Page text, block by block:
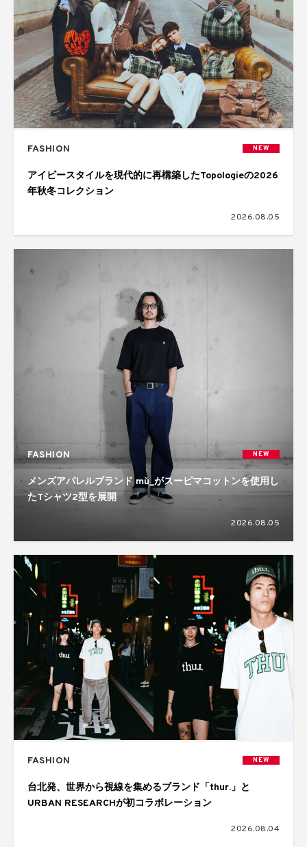
FASHION NEW
アイビースタイルを現代的に再構築したTopologieの2026
年秋冬コレクション
2026.08.05
FASHION NEW
メンズアパレルブランド mù_がスーピマコットンを使用し
たTシャツ2型を展開
2026.08.05
FASHION NEW
台北発、世界から視線を集めるブランド「thur.」と
URBAN RESEARCHが初コラボレーション
2026.08.04